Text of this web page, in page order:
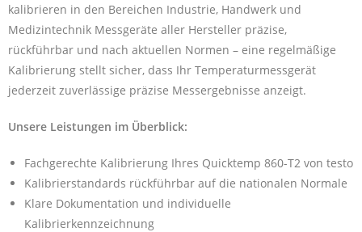
kalibrieren in den Bereichen Industrie, Handwerk und
Medizintechnik Messgeräte aller Hersteller präzise,
rückführbar und nach aktuellen Normen – eine regelmäßige
Kalibrierung stellt sicher, dass Ihr Temperaturmessgerät
jederzeit zuverlässige präzise Messergebnisse anzeigt.
Unsere Leistungen im Überblick:
Fachgerechte Kalibrierung Ihres Quicktemp 860-T2 von testo
Kalibrierstandards rückführbar auf die nationalen Normale
Klare Dokumentation und individuelle
Kalibrierkennzeichnung